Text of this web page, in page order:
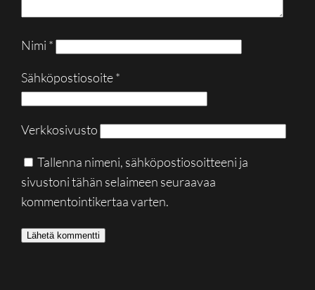
Nimi *
Sähköpostiosoite*
Verkkosivusto
Tallenna nimeni, sähköpostiosoitteeni ja
sivustoni tähän selaimeen seuraavaa
kommentointikertaa varten.